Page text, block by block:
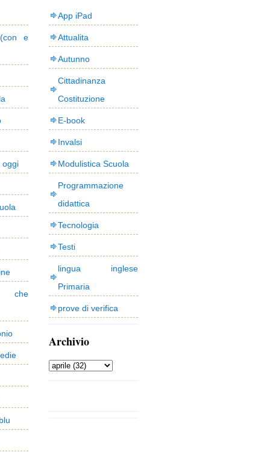
e
oggi
che
App iPad
Attualita
Autunno
Cittadinanza
Costituzione
E-book
Invalsi
Modulistica Scuola
Programmazione
didattica
Tecnologia
Testi
lingua inglese
Primaria
prove di verifica
Archivio